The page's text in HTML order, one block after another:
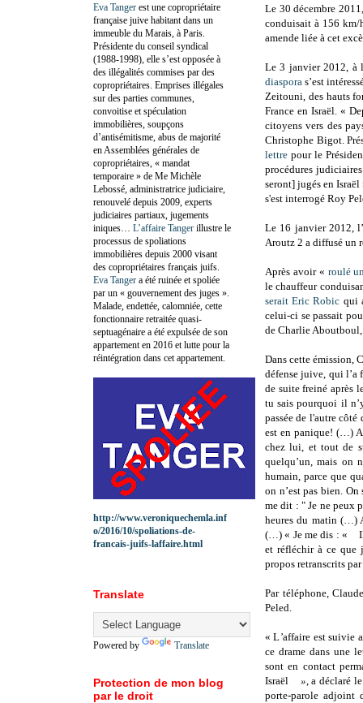
Le 30 décembre
conduisait à 156 km/
amende liée à cet
Le 3 janvier 2012, à
diaspora s’est
Zeitouni, des hauts
France en Israël. «
citoyens vers des
Christophe Bigot.
lettre pour le
procédures
seront] jugés en
s'est interrogé Roy
Le 16 janvier 2012,
Aroutz 2 a diffusé un
Après avoir « roulé
le chauffeur
serait Eric Robic qui
celui-ci se passait
de Charlie
Dans cette émission,
défense juive, qui l’a
de suite freiné après
tu sais pourquoi il
passée de l'autre
est en panique! (…)
chez lui, et tout de
quelqu’un, mais on
humain, parce que
on n’est pas bien.
me dit : " Je ne peux
heures du matin (…)
(…) « Je me dis : «
et réfléchir à ce que
propos retranscrits par
Par téléphone,
Peled.
« L’affaire est suivie
ce drame dans une
sont en contact
Israël », a déclaré
porte-parole
Eva Tanger est une copropriétaire
française juive habitant dans un
immeuble du Marais, à Paris.
Présidente du conseil syndical
(1988-1998), elle s’est opposée à
des illégalités commises par des
copropriétaires. Emprises illégales
sur des parties communes,
convoitise et spéculation
immobilières, soupçons
d’antisémitisme, abus de majorité
en Assemblées générales de
copropriétaires, « mandat
temporaire » de Me Michèle
Lebossé, administratrice judiciaire,
renouvelé depuis 2009, experts
judiciaires partiaux, jugements
iniques… L’affaire Tanger illustre le
processus de spoliations
immobilières depuis 2000 visant
des copropriétaires français juifs.
Eva Tanger a été ruinée et spoliée
par un « gouvernement des juges ».
Malade, endettée, calomniée, cette
fonctionnaire retraitée quasi-
septuagénaire a été expulsée de son
appartement en 2016 et lutte pour la
réintégration dans cet appartement.
http://www.veroniquechemla.inf
o/2016/10/spoliations-de-
francais-juifs-laffaire.html
Translate
Powered by Translate
Protection de mon blog
par le droit